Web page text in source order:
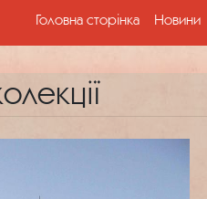
Головна сторінка(current)
Новини